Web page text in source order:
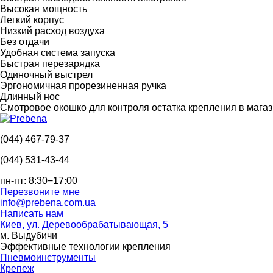
Высокая мощность
Легкий корпус
Низкий расход воздуха
Без отдачи
Удобная система запуска
Быстрая перезарядка
Одиночный выстрел
Эргономичная прорезиненная ручка
Длинный нос
Смотровое окошко для контроля остатка крепления в
(044) 467-79-37
(044) 531-43-44
пн-пт: 8:30−17:00
Перезвоните мне
info@prebena.com.ua
Написать нам
Киев, ул. Деревообрабатывающая, 5
м. Выдубичи
Эффективные технологии крепления
Пневмоинструменты
Крепеж